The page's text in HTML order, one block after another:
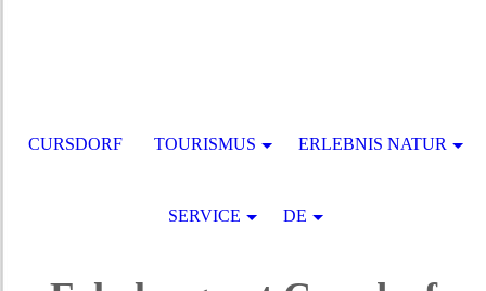
CURSDORF TOURISMUS ERLEBNIS NATUR
SERVICE DE